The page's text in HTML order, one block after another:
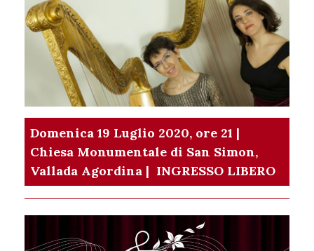
Domenica 19 Luglio 2020, ore 21 |
Chiesa Monumentale di San Simon,
Vallada Agordina | INGRESSO LIBERO